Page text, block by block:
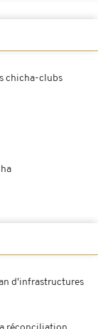
chicha-clubs
d'infrastructures